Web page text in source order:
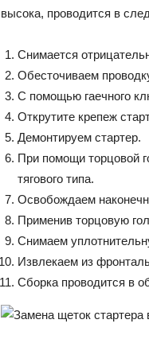
высока, проводится в
Снимается
Обесточиваем
С помощью гаечного
Открутите крепеж
Демонтируем стартер.
При помощи торцовой
тягового типа.
Освобождаем
Применив торцовую
Снимаем
Извлекаем из
Сборка проводится в